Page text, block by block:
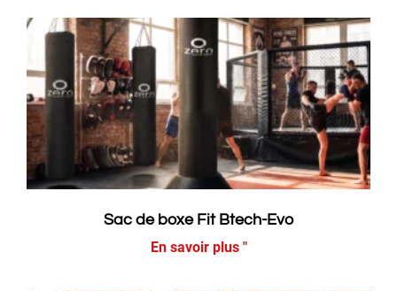
Sac de boxe Fit Btech-Evo​
En savoir plus "